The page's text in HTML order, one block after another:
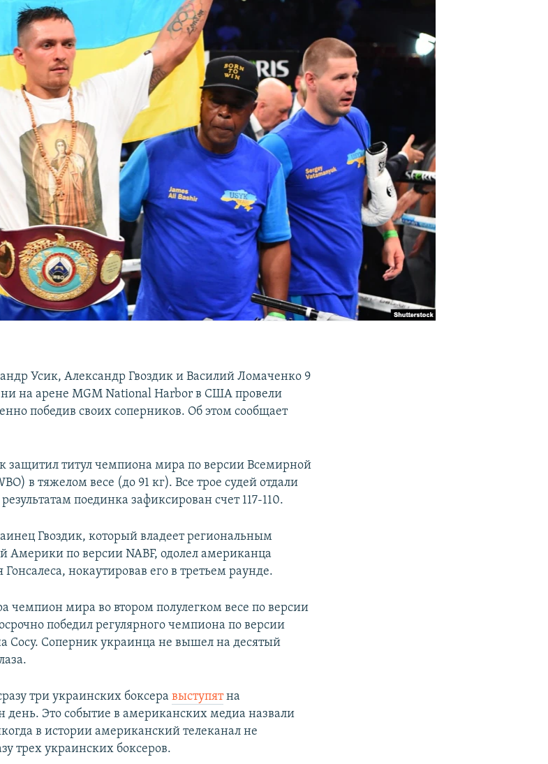
Усик, Александр Гвоздик и Василий Ломаченко 9
на арене MGM National Harbor в США провели
победив своих соперников. Об этом сообщает
защитил титул чемпиона мира по версии Всемирной
в тяжелом весе (до 91 кг). Все трое судей отдали
поединка зафиксирован счет 117-110.
Гвоздик, который владеет региональным
Америки по версии NABF, одолел американца
нокаутировав его в третьем раунде.
чемпион мира во втором полулегком весе по версии
победил регулярного чемпиона по версии
Сосу. Соперник украинца не вышел на десятый
три украинских боксеравыступятна
день. Это событие в американских медиа назвали
в истории американский телеканал не
трех украинских боксеров.